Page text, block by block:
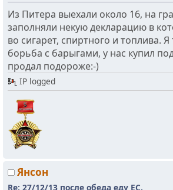
Из Питера выехали около 16, на
заполняли некую декларацию в
во сигарет, спиртного и топлива. Я
борьба с барыгами, у нас купил
продал подороже:-)
IP logged
Янсон
Re: 27/12/13 после обеда еду ЕС.